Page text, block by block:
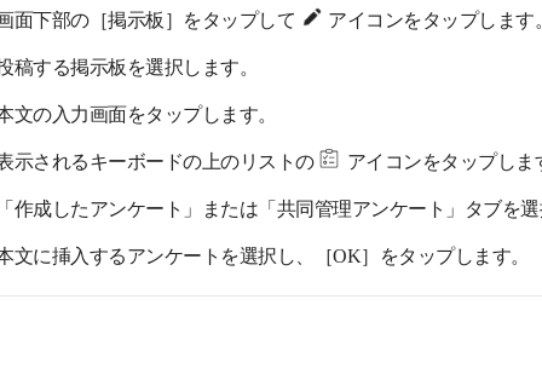
面下部の［掲示板］をタップして
アイコンをタップします。
稿する掲示板を選択します。
文の入力画面をタップします。
示されるキーボードの上のリストの
アイコンをタップしま
作成したアンケート」または「共同管理アンケート」タブを選
文に挿入するアンケートを選択し、［OK］をタップします。